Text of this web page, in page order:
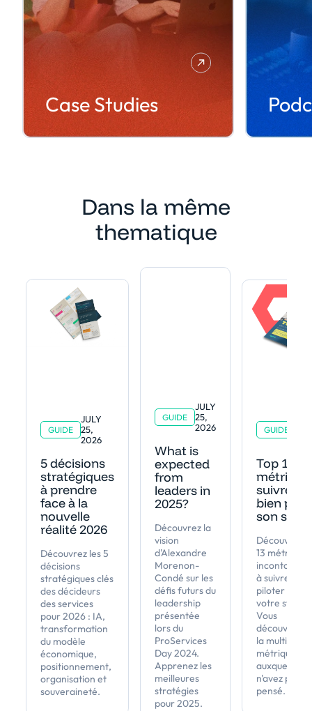
Case Studies
Dans la même
thematique
GUIDE
JULY
25,
2026
5 décisions
stratégiques
à prendre
face à la
nouvelle
réalité 2026
Découvrez les 5
décisions
stratégiques clés
des décideurs
des services
pour 2026 : IA,
transformation
du modèle
économique,
positionnement,
organisation et
souveraineté.
GUIDE
JULY
25,
2026
What is
expected
from
leaders in
2025?
Découvrez la
vision
d'Alexandre
Morenon-
Condé sur les
défis futurs du
leadership
présentée
lors du
ProServices
Day 2024.
Apprenez les
meilleures
stratégies
pour 2025.
GUIDE
Top 13
suivre
bien
son
Découvrez
13 métriques
à suivre pour
piloter au
votre
Vous
découvrirez
la multitude
métriques
auxquelles
n'avez pas
pensé.